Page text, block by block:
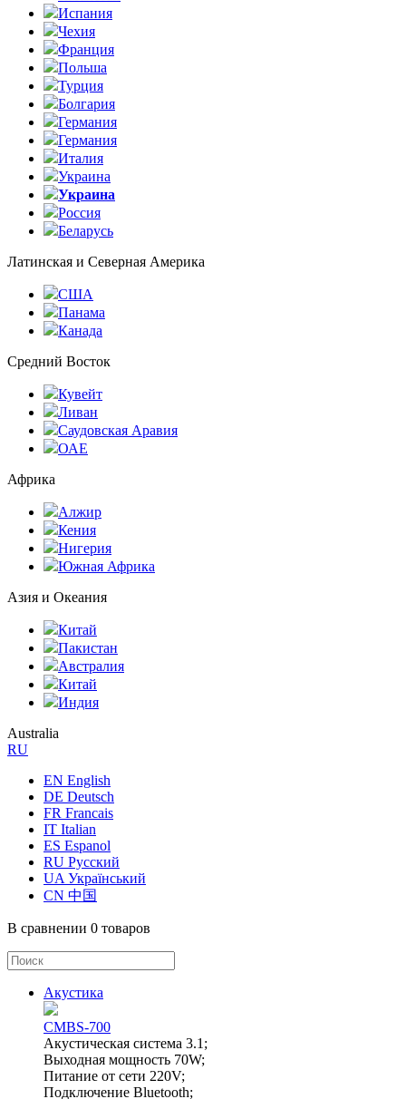
Испания
Чехия
Франция
Польша
Турция
Болгария
Германия
Германия
Италия
Украина
Украина
Россия
Беларусь
Латинская и Северная Америка
США
Панама
Канада
Средний Восток
Кувейт
Ливан
Саудовская Аравия
ОАЕ
Африка
Алжир
Кения
Нигерия
Южная Африка
Азия и Океания
Китай
Пакистан
Австралия
Китай
Индия
Australia
RU
EN English
DE Deutsch
FR Francais
IT Italian
ES Espanol
RU Русский
UA Український
CN 中国
В сравнении 0 товаров
Акустика
CMBS-700
Акустическая система 3.1;
Выходная мощность 70W;
Питание от сети 220V;
Подключение Bluetooth;